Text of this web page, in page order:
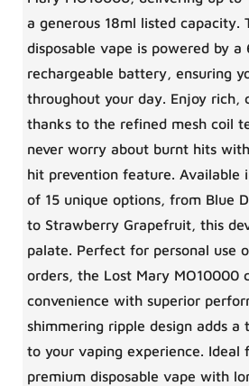
a generous 18ml listed capacity.
disposable vape is powered by a
rechargeable battery, ensuring
throughout your day. Enjoy rich,
thanks to the refined mesh coil
never worry about burnt hits
hit prevention feature. Available
of 15 unique options, from Blue
to Strawberry Grapefruit, this
palate. Perfect for personal use
orders, the Lost Mary MO10000
convenience with superior
shimmering ripple design adds a
to your vaping experience. Ideal
premium disposable vape with